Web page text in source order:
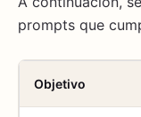
prompts que
Objetivo